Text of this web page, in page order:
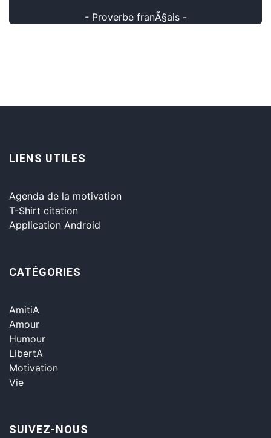
- Proverbe franÃ§ais -
LIENS UTILES
Agenda de la motivation
T-Shirt citation
Application Android
CATÉGORIES
AmitiA
Amour
Humour
LibertA
Motivation
Vie
SUIVEZ-NOUS